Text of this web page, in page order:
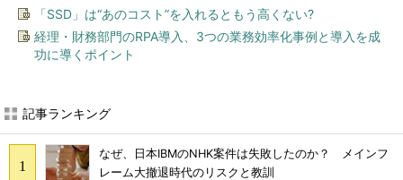
「SSD」は“あのコスト”を入れるともう高くない?
経理・財務部門のRPA導入、3つの業務効率化事例と導入を成
功に導くポイント
記事ランキング
なぜ、日本IBMのNHK案件は失敗したのか？ メインフ
レーム大撤退時代のリスクと教訓